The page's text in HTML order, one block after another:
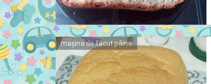
mașina de făcut pâine